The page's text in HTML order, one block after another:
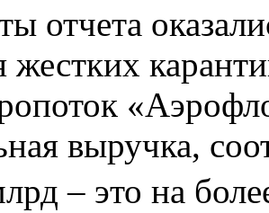
отчета
жестких
выручка,
– это на